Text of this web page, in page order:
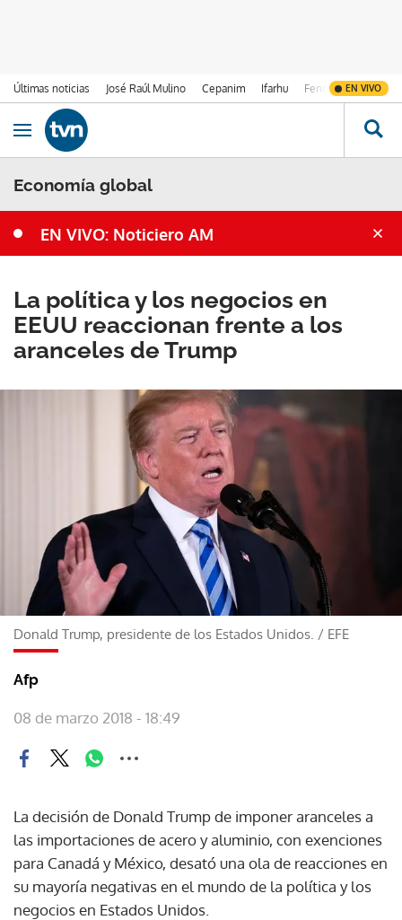
Últimas noticias José Raúl Mulino Cepanim Ifarhu Fenómeno de El
EN VIVO
Ir al contenido
Obrir navegació
Economía global
EN VIVO: Noticiero AM
La política y los negocios en
EEUU reaccionan frente a los
aranceles de Trump
Donald Trump, presidente de los Estados Unidos. / EFE
Afp
08 de marzo 2018 - 18:49
La decisión de Donald Trump de imponer aranceles a
las importaciones de acero y aluminio, con exenciones
para Canadá y México, desató una ola de reacciones en
su mayoría negativas en el mundo de la política y los
negocios en Estados Unidos.